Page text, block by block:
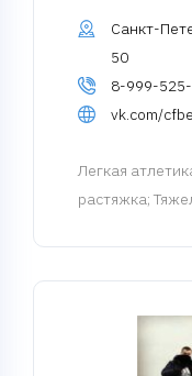
Санкт-
50
8-999-
vk.com/
Легкая
растяжка;